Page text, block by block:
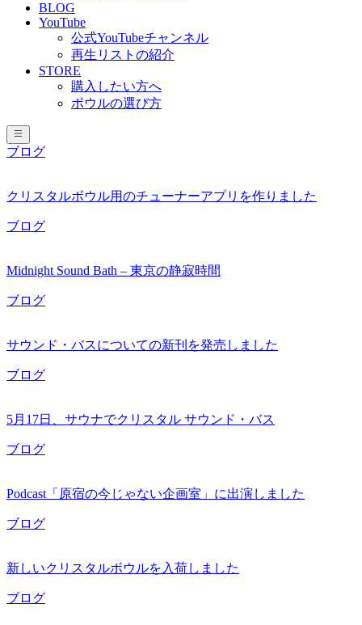
BLOG
YouTube
公式YouTubeチャンネル
再生リストの紹介
STORE
購入したい方へ
ボウルの選び方
ブログ
クリスタルボウル用のチューナーアプリを作りました
ブログ
Midnight Sound Bath – 東京の静寂時間
ブログ
サウンド・バスについての新刊を発売しました
ブログ
5月17日、サウナでクリスタル サウンド・バス
ブログ
Podcast「原宿の今じゃない企画室」に出演しました
ブログ
新しいクリスタルボウルを入荷しました
ブログ